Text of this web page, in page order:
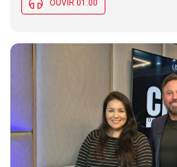
OUVIR 01:00